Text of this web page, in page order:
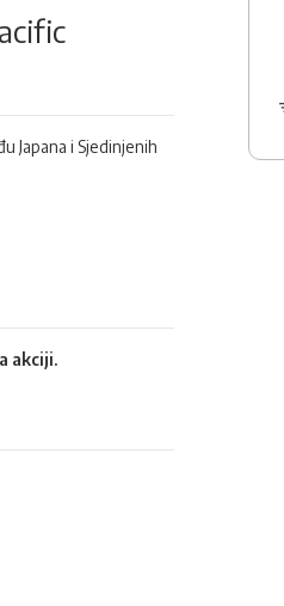
Japana i Sjedinjenih
akciji.